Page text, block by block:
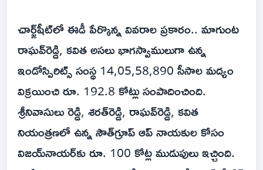
చార్జ్‌షీట్‌లో ఈడీ పేర్కొన్న వివరాల ప్రకారం.. మాగుంట
రాఘవ్‌రెడ్డి, కవిత అసలు భాగస్వాములుగా ఉన్న
ఇండోస్పిరిట్స్ సంస్థ 14,05,58,890 సీసాల మద్యం
విక్రయించి రూ. 192.8 కోట్లు సంపాదించింది.
శ్రీనివాసులు రెడ్డి, శరత్‌రెడ్డి, రాఘవ్‌రెడ్డి, కవిత
నియంత్రణలో ఉన్న సౌత్‌గ్రూప్ ఆప్ నాయకుల కోసం
విజయ్‌నాయర్‌కు రూ. 100 కోట్ల ముడుపులు ఇచ్చింది.